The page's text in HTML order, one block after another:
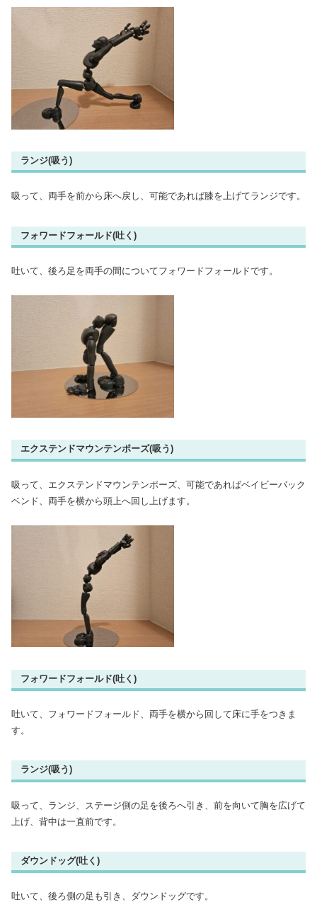
ランジ(吸う)
吸って、両手を前から床へ戻し、可能であれば膝を上げてランジです。
フォワードフォールド(吐く)
吐いて、後ろ足を両手の間についてフォワードフォールドです。
エクステンドマウンテンポーズ(吸う)
吸って、エクステンドマウンテンポーズ、可能であればベイビーバック
ベンド、両手を横から頭上へ回し上げます。
フォワードフォールド(吐く)
吐いて、フォワードフォールド、両手を横から回して床に手をつきま
す。
ランジ(吸う)
吸って、ランジ、ステージ側の足を後ろへ引き、前を向いて胸を広げて
上げ、背中は一直前です。
ダウンドッグ(吐く)
吐いて、後ろ側の足も引き、ダウンドッグです。